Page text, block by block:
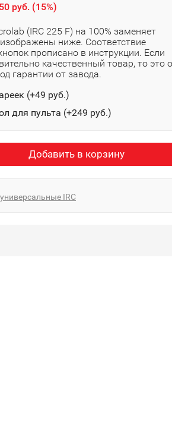
руб. (15%)
(IRC 225 F) на 100% заменяет
ниже. Соответствие
прописано в инструкции. Если
качественный товар, то это
гарантии от завода.
(+49 руб.)
для пульта (+249 руб.)
Добавить в корзину
IRC